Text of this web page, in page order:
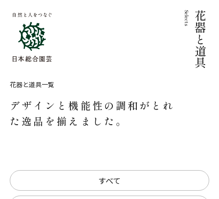
花器と道具
Selects
花器と道具一覧
デザインと機能性の調和がとれ
た逸品を揃えました。
すべて